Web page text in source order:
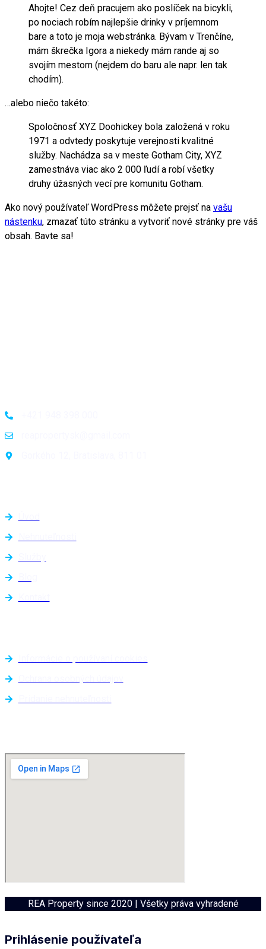
Ahojte! Cez deň pracujem ako poslíček na bicykli,
po nociach robím najlepšie drinky v príjemnom
bare a toto je moja webstránka. Bývam v Trenčíne,
mám škrečka Igora a niekedy mám rande aj so
svojím mestom (nejdem do baru ale napr. len tak
chodím).
…alebo niečo takéto:
Spoločnosť XYZ Doohickey bola založená v roku
1971 a odvtedy poskytuje verejnosti kvalitné
služby. Nachádza sa v meste Gotham City, XYZ
zamestnáva viac ako 2 000 ľudí a robí všetky
druhy úžasných vecí pre komunitu Gotham.
Ako nový používateľ WordPress môžete prejsť na vašu
nástenku, zmazať túto stránku a vytvoriť nové stránky pre váš
obsah. Bavte sa!
REA Property since 2020 | Všetky práva vyhradené
Prihlásenie používateľa